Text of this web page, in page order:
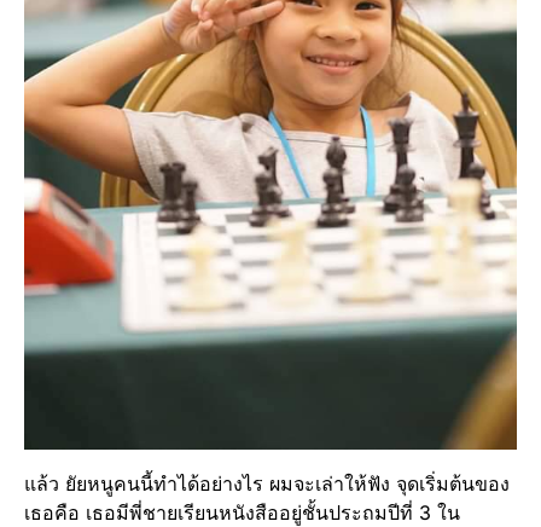
แล้ว ยัยหนูคนนี้ทำได้อย่างไร ผมจะเล่าให้ฟัง จุดเริ่มต้นของ
เธอคือ เธอมีพี่ชายเรียนหนังสืออยู่ชั้นประถมปีที่ 3 ใน